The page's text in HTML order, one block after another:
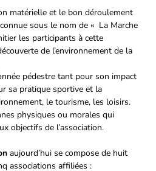
matérielle et le bon déroulement
sous le nom de « La Marche
les participants à cette
de l’environnement de la
pédestre tant pour son impact
sa pratique sportive et la
le tourisme, les loisirs.
physiques ou morales qui
objectifs de l’association.
aujourd’hui se compose de huit
associations affiliées :